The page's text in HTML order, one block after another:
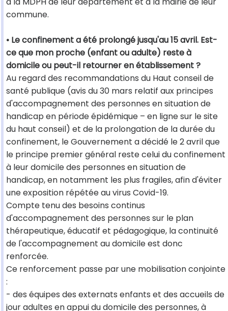
commune.
• Le confinement a été prolongé jusqu'au 15 avril. Est-
ce que mon proche (enfant ou adulte) reste à
domicile ou peut-il retourner en établissement ?
Au regard des recommandations du Haut conseil de
santé publique (avis du 30 mars relatif aux principes
d'accompagnement des personnes en situation de
handicap en période épidémique – en ligne sur le site
du haut conseil) et de la prolongation de la durée du
confinement, le Gouvernement a décidé le 2 avril que
le principe premier général reste celui du confinement
à leur domicile des personnes en situation de
handicap, en notamment les plus fragiles, afin d'éviter
une exposition répétée au virus Covid-19.
Compte tenu des besoins continus
d'accompagnement des personnes sur le plan
thérapeutique, éducatif et pédagogique, la continuité
de l'accompagnement au domicile est donc
renforcée.
Ce renforcement passe par une mobilisation conjointe
:
- des équipes des externats enfants et des accueils de
jour adultes en appui du domicile des personnes, à